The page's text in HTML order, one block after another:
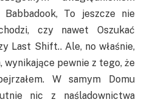
Babbadook, To jeszcze nie
czy nawet Oszukać
Last Shift.. Ale, no właśnie,
wynikające pewnie z tego, że
W samym Domu
nic z naśladownictwa